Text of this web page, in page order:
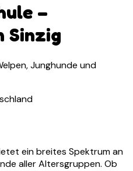
–
Sinzig
Junghunde und
ein breites Spektrum an
aller Altersgruppen. Ob